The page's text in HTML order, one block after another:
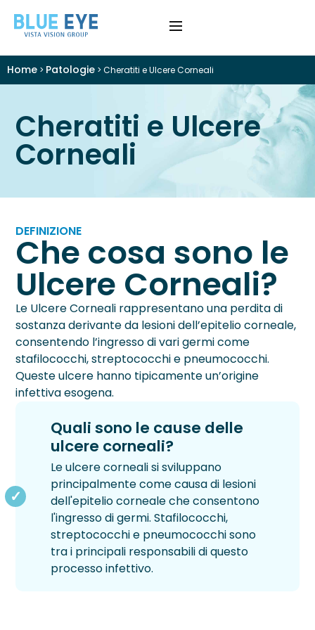
Home > Patologie > Cheratiti e Ulcere Corneali
Cheratiti e Ulcere
Corneali
DEFINIZIONE
Che cosa sono le
Ulcere Corneali?
Le Ulcere Corneali rappresentano una perdita di
sostanza derivante da lesioni dell’epitelio corneale,
consentendo l’ingresso di vari germi come
stafilococchi, streptococchi e pneumococchi.
Queste ulcere hanno tipicamente un’origine
infettiva esogena.
Quali sono le cause delle
ulcere corneali?
Le ulcere corneali si sviluppano
principalmente come causa di lesioni
dell'epitelio corneale che consentono
l'ingresso di germi. Stafilococchi,
streptococchi e pneumococchi sono
tra i principali responsabili di questo
processo infettivo.
Difetti Visivi ›
Cataratta ›
Patologie
Trattamenti ›
Visite e Diagnostica
Chi Siamo
Colloquio Informativo
Blog
Testimonianze
Astigmatismo
Ipermetropia
Miopia
Presbiopia
Diagnosi Cataratta
Intervento Cataratta
Ambliopia
Cheratiti e Ulcere Corneali
Cheratocono
Fotopsie
Glaucoma
Pinguecola
Siringoma
Trichiasi
Pucker Maculare
Retinopatia Diabetica
Retinopatia Sclerotica
Distacco di Retina
DMS
Chirurgia Corneale
Chirurgia Refrattiva
Chirurgia segmento anteriore
Laser Ambulatoriale
Anelli Intrastromali
Cross Linking
Trapianto di Cornea
Femto Lasik
Lasek
Lensectomia
Lente Intraoculare Fachica
PRK Transepiteliale
Femtocataratta
Chirurgia della Cataratta
Argon Laser
Laser Trabeculoplastica Micropulsata
Laser 2RT
YAG Laser
Laser DSLT ALCON
Chirurgia Vitreoretinica
Iniezioni Intravitreali
Aberrometria
Analisi del Film Lacrimale
Biomicroscopia Endoteliale
Biometria
Campo Visivo Computerizzato
Sede Milano
Sede Vimercate
Medici
Staff
Convenzioni